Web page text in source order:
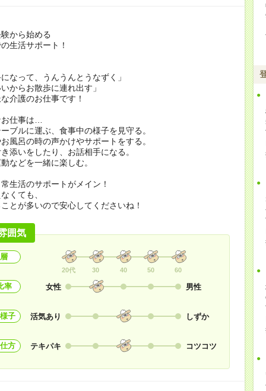
から始める
生活サポート！
なって、うんうんとうなずく」
からお散歩に連れ出す」
介護のお仕事です！
仕事は…
ブルに運ぶ、食事中の様子を見守る。
風呂の時の声かけやサポートをする。
添いをしたり、お話相手になる。
などを一緒に楽しむ。
生活のサポートがメイン！
くても、
とが多いので安心してくださいね！
囲気
20代 30 40 50 60
率 女性 男性
子 活気あり しずか
方 テキパキ コツコツ